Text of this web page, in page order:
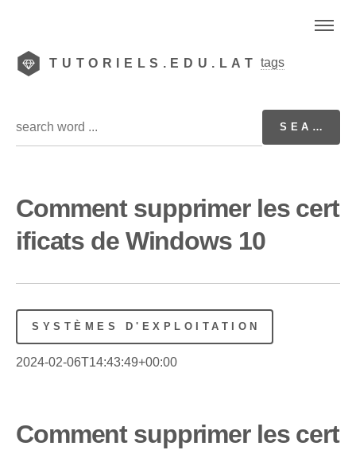
TUTORIELS.EDU.LAT tags
Comment supprimer les cert
ificats de Windows 10
SYSTÈMES D'EXPLOITATION
2024-02-06T14:43:49+00:00
Comment supprimer les cert